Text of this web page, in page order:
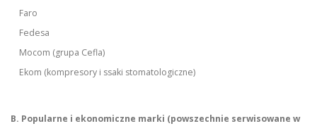
Faro
Fedesa
Mocom (grupa Cefla)
Ekom (kompresory i ssaki stomatologiczne)
B. Popularne i ekonomiczne marki (powszechnie serwisowane w